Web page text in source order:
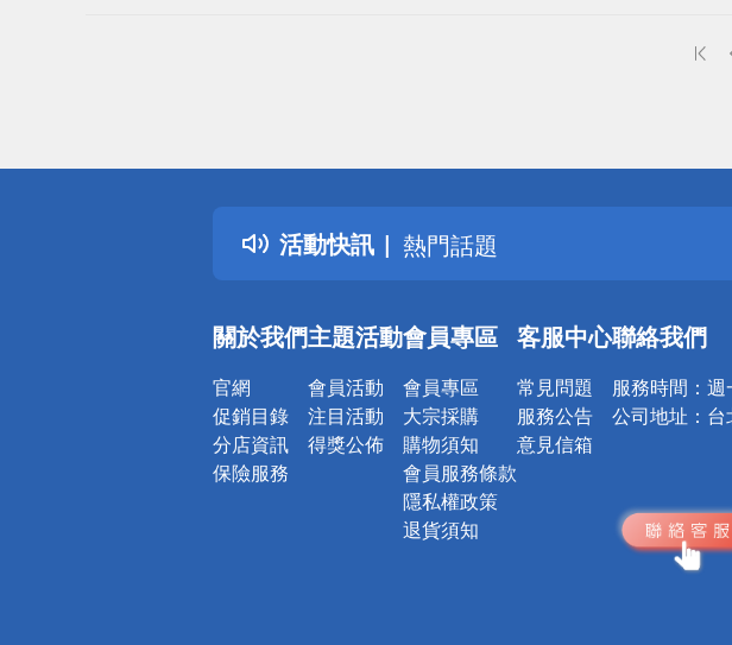
活動快訊
詐騙網頁！請小心！
得獎公告
熱門話題
銀行優惠
詐騙網頁！請小心！
關於我們
官網
促銷目錄
分店資訊
保險服務
主題活動
會員活動
注目活動
得獎公佈
會員專區
會員專區
大宗採購
購物須知
會員服務條款
隱私權政策
退貨須知
客服中心
常見問題
服務公告
意見信箱
聯絡我們
服務時間： 週
公司地址： 台